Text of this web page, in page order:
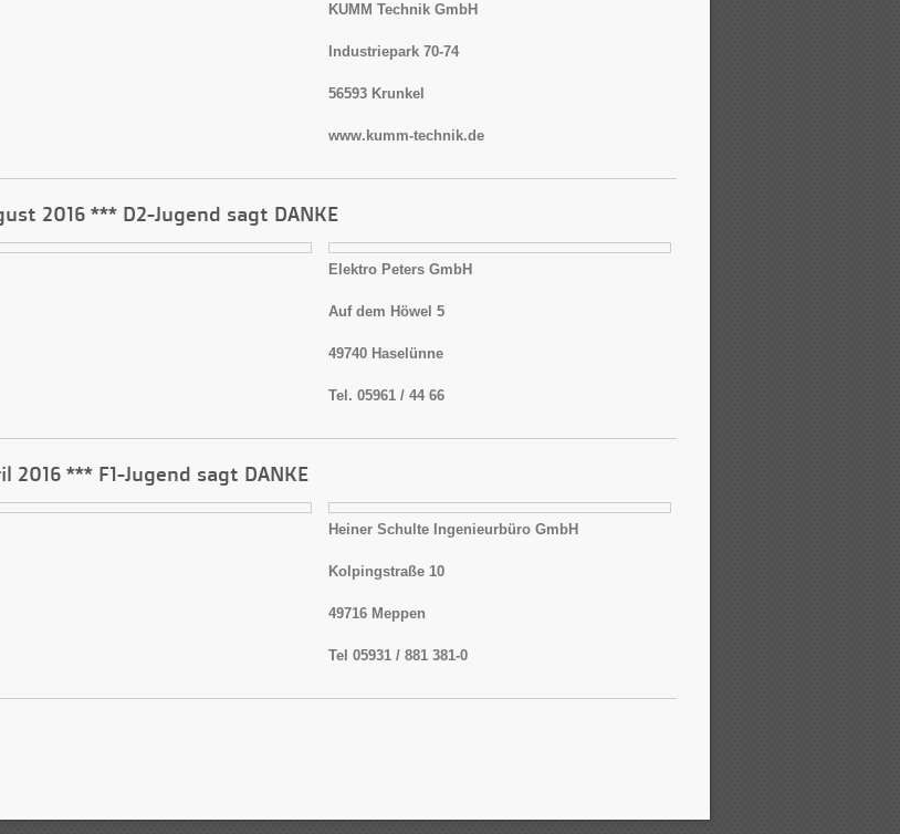
KUMM Technik GmbH
Industriepark 70-74
56593 Krunkel
www.kumm-technik.de
2016 *** D2-Jugend sagt DANKE
Elektro Peters GmbH
Auf dem Höwel 5
49740 Haselünne
Tel. 05961 / 44 66
2016 *** F1-Jugend sagt DANKE
Heiner Schulte Ingenieurbüro GmbH
Kolpingstraße 10
49716 Meppen
Tel 05931 / 881 381-0